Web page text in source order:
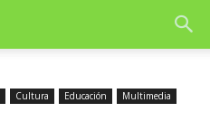
Cultura Educación
Multimedia